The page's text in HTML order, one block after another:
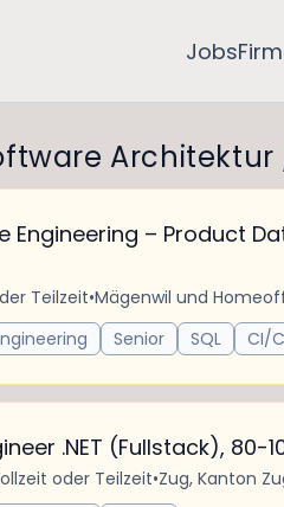
Jobs
Engineering – Product
Teilzeit•Mägenwil und
Senior SQL CI/
.NET (Fullstack), 80-
oder Teilzeit•Zug, Kanton